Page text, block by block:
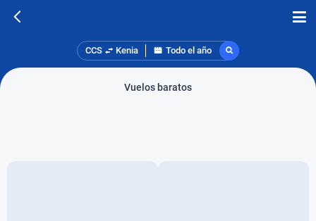
CCS Kenia Todo el año
Vuelos baratos